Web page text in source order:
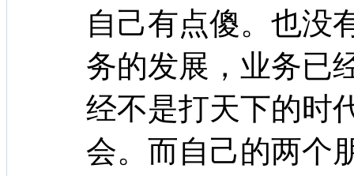
自己有点傻。也没
务的发展，业务已
经不是打天下的时
会。而自己的两个